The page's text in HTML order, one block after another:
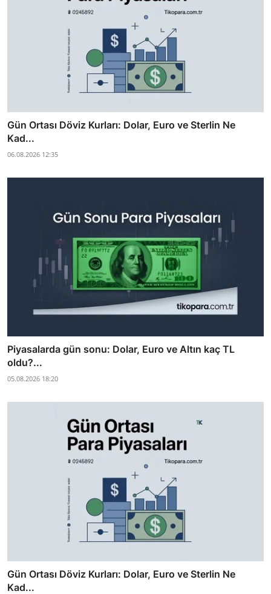
Gün Ortası Döviz Kurları: Dolar, Euro ve Sterlin Ne
Kad...
06.08.2026 12:35
Piyasalarda gün sonu: Dolar, Euro ve Altın kaç TL
oldu?...
05.08.2026 18:20
Gün Ortası Döviz Kurları: Dolar, Euro ve Sterlin Ne
Kad...